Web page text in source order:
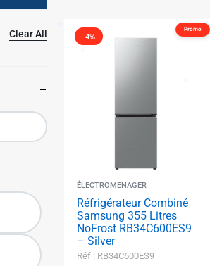
-4%
Promo
ÉLECTROMENAGER
Réfrigérateur Combiné
Samsung 355 Litres
NoFrost RB34C600ES9
– Silver
Réf : RB34C600ES9
Clear All